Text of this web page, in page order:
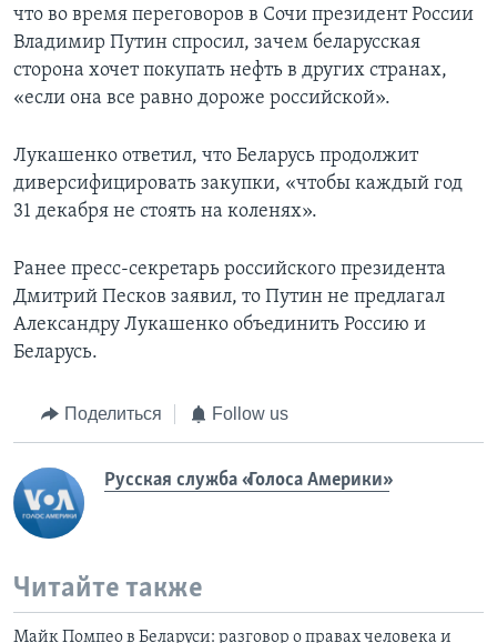
что во время переговоров в Сочи президент России
Владимир Путин спросил, зачем беларусская
сторона хочет покупать нефть в других странах,
«если она все равно дороже российской».
Лукашенко ответил, что Беларусь продолжит
диверсифицировать закупки, «чтобы каждый год
31 декабря не стоять на коленях».
Ранее пресс-секретарь российского президента
Дмитрий Песков заявил, то Путин не предлагал
Александру Лукашенко объединить Россию и
Беларусь.
Поделиться Follow us
Русская служба «Голоса Америки»
Читайте также
Майк Помпео в Беларуси: разговор о правах человека и